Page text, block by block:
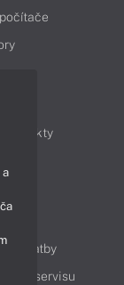
Produkty
a platby
Cenník servisu
a